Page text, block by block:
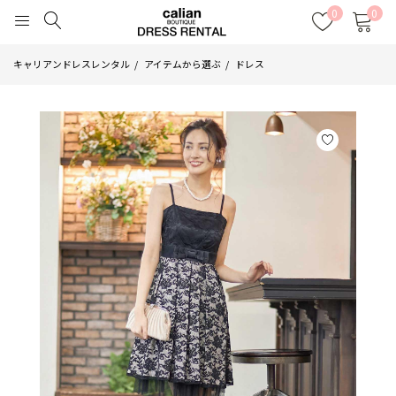
0 0
キャリアンドレスレンタル アイテムから選ぶ ドレス